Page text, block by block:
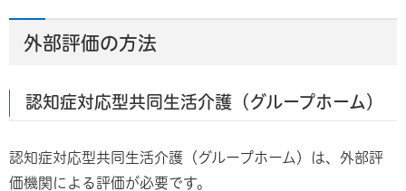
外部評価の方法
認知症対応型共同生活介護（グループホーム）
認知症対応型共同生活介護（グループホーム）は、外部評
価機関による評価が必要です。